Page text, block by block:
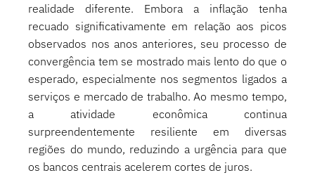
realidade diferente. Embora a inflação tenha
recuado significativamente em relação aos picos
observados nos anos anteriores, seu processo de
convergência tem se mostrado mais lento do que o
esperado, especialmente nos segmentos ligados a
serviços e mercado de trabalho. Ao mesmo tempo,
a atividade econômica continua
surpreendentemente resiliente em diversas
regiões do mundo, reduzindo a urgência para que
os bancos centrais acelerem cortes de juros.